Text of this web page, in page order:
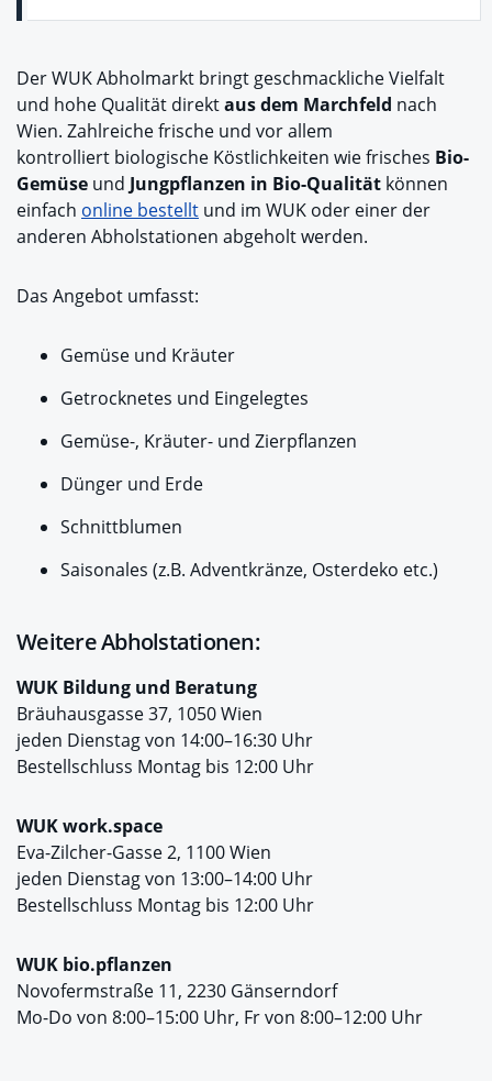
Der WUK Abholmarkt bringt geschmackliche Vielfalt
und hohe Qualität direktaus dem Marchfeld nach
Wien. Zahlreiche frische und vor allem
kontrolliert biologische Köstlichkeiten wie frisches Bio-
Gemüse und Jungpflanzen in Bio-Qualität können
einfach online bestellt und im WUK oder einer der
anderen Abholstationen abgeholt werden.
Das Angebot umfasst:
Gemüse und Kräuter
Getrocknetes und Eingelegtes
Gemüse-, Kräuter- und Zierpflanzen
Dünger und Erde
Schnittblumen
Saisonales (z.B. Adventkränze, Osterdeko etc.)
Weitere Abholstationen:
WUK Bildung und Beratung
Bräuhausgasse 37, 1050 Wien
jeden Dienstag von 14:00–16:30 Uhr
Bestellschluss Montag bis 12:00 Uhr
WUK work.space
Eva-Zilcher-Gasse 2, 1100 Wien
jeden Dienstag von 13:00–14:00 Uhr
Bestellschluss Montag bis 12:00 Uhr
WUK bio.pflanzen
Novofermstraße 11, 2230 Gänserndorf
Mo-Do von 8:00–15:00 Uhr, Fr von 8:00–12:00 Uhr